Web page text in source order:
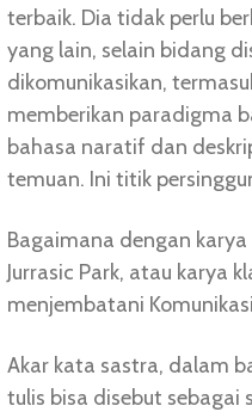
terbaik. Dia tidak perlu
yang lain, selain bidang
dikomunikasikan,
memberikan paradigma
bahasa naratif dan
temuan. Ini titik
Bagaimana dengan
Jurrasic Park, atau karya
menjembatani
Akar kata sastra, dalam
tulis bisa disebut sebagai